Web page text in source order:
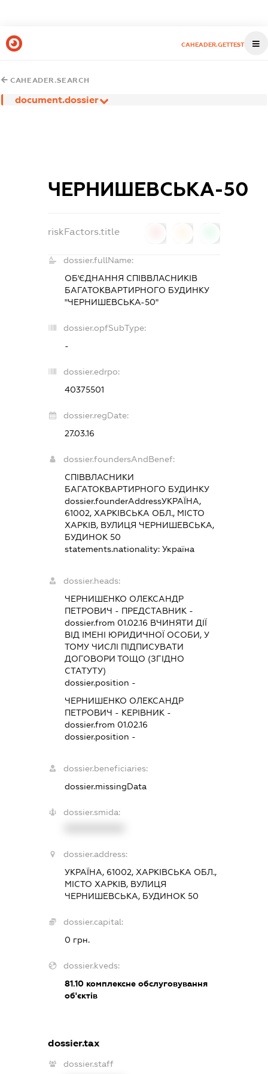
CAHEADER.GETTEST
CAHEADER.SEARCH
document.dossier
ЧЕРНИШЕВСЬКА-50
riskFactors.title
dossier.fullName:
ОБ'ЄДНАННЯ СПІВВЛАСНИКІВ
БАГАТОКВАРТИРНОГО БУДИНКУ
"ЧЕРНИШЕВСЬКА-50"
dossier.opfSubType:
-
dossier.edrpo:
40375501
dossier.regDate:
27.03.16
dossier.foundersAndBenef:
СПІВВЛАСНИКИ
БАГАТОКВАРТИРНОГО БУДИНКУ
dossier.founderAddressУКРАЇНА,
61002, ХАРКІВСЬКА ОБЛ., МІСТО
ХАРКІВ, ВУЛИЦЯ ЧЕРНИШЕВСЬКА,
БУДИНОК 50
statements.nationality:Україна
dossier.heads:
ЧЕРНИШЕНКО ОЛЕКСАНДР
ПЕТРОВИЧ - ПРЕДСТАВНИК -
dossier.from 01.02.16 ВЧИНЯТИ ДІЇ
ВІД ІМЕНІ ЮРИДИЧНОЇ ОСОБИ, У
ТОМУ ЧИСЛІ ПІДПИСУВАТИ
ДОГОВОРИ ТОЩО (ЗГІДНО
СТАТУТУ)
dossier.position -
ЧЕРНИШЕНКО ОЛЕКСАНДР
ПЕТРОВИЧ - КЕРІВНИК -
dossier.from 01.02.16
dossier.position -
dossier.beneficiaries:
dossier.missingData
dossier.smida:
dossier.address:
УКРАЇНА, 61002, ХАРКІВСЬКА ОБЛ.,
МІСТО ХАРКІВ, ВУЛИЦЯ
ЧЕРНИШЕВСЬКА, БУДИНОК 50
dossier.capital:
0 грн.
dossier.kveds:
81.10 комплексне обслуговування
об'єктів
dossier.tax
dossier.staff